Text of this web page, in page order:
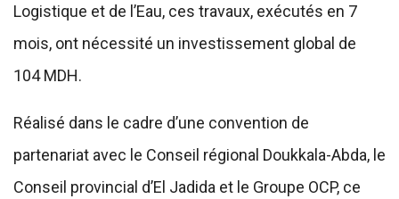
Logistique et de l’Eau, ces travaux, exécutés en 7
mois, ont nécessité un investissement global de
104 MDH.
Réalisé dans le cadre d’une convention de
partenariat avec le Conseil régional Doukkala-Abda, le
Conseil provincial d’El Jadida et le Groupe OCP, ce